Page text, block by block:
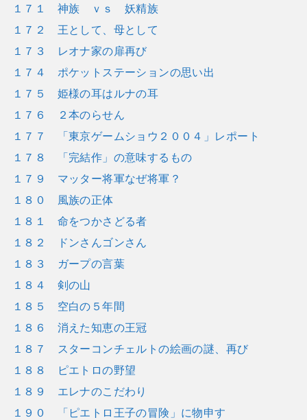
１７１ 神族 ｖｓ 妖精族
１７２ 王として、母として
１７３ レオナ家の扉再び
１７４ ポケットステーションの思い出
１７５ 姫様の耳はルナの耳
１７６ ２本のらせん
１７７ 「東京ゲームショウ２００４」レポート
１７８ 「完結作」の意味するもの
１７９ マッター将軍なぜ将軍？
１８０ 風族の正体
１８１ 命をつかさどる者
１８２ ドンさんゴンさん
１８３ ガープの言葉
１８４ 剣の山
１８５ 空白の５年間
１８６ 消えた知恵の王冠
１８７ スターコンチェルトの絵画の謎、再び
１８８ ピエトロの野望
１８９ エレナのこだわり
１９０ 「ピエトロ王子の冒険」に物申す